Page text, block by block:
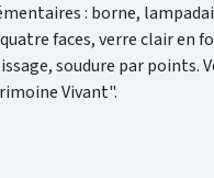
: borne,
faces, verre clair en
soudure par points.
Vivant".